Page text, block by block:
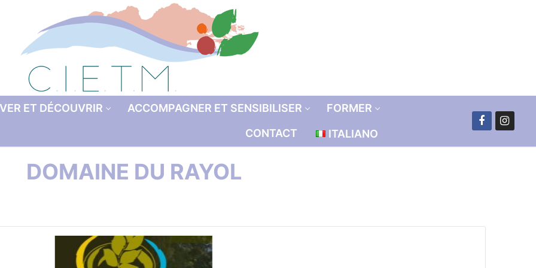
ET DÉCOUVRIR ACCOMPAGNER ET SENSIBILISER
FORMER
CONTACT
ITALIANO
DOMAINE DU RAYOL